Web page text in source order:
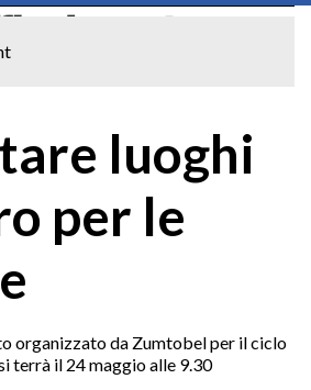
luoghi
per le
organizzato da Zumtobel per il ciclo
terrà il 24 maggio alle 9.30